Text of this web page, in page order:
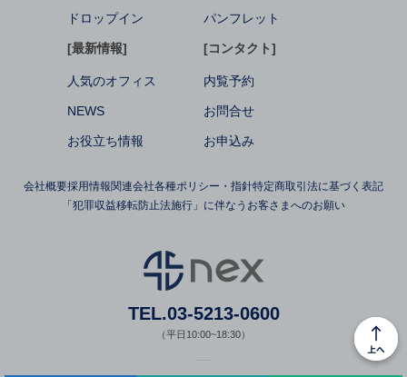
ドロップイン パンフレット
[最新情報]
人気のオフィス
NEWS
お役立ち情報
[コンタクト]
内覧予約
お問合せ
お申込み
会社概要採用情報関連会社各種ポリシー・指針特定商取引法に基づく表記
「犯罪収益移転防止法施行」に伴なうお客さまへのお願い
TEL.03-5213-0600
（平日10:00~18:30）